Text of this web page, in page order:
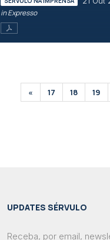
in Expresso
« 17 18 19
UPDATES SÉRVULO
Receba, por email,